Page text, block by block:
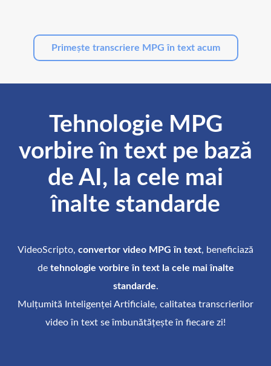
Primește transcriere MPG în text acum
Tehnologie MPG
vorbire în text pe bază
de AI, la cele mai
înalte standarde
VideoScripto, convertor video MPG în text, beneficiază
de tehnologie vorbire în text la cele mai înalte
standarde.
Mulțumită Inteligenței Artificiale, calitatea transcrierilor
video în text se îmbunătățește în fiecare zi!